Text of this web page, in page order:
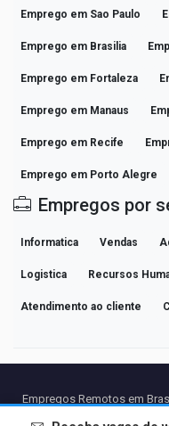
Emprego em Sao Paulo
Emprego em Brasilia
Emprego em Fortaleza
Emprego em Manaus
Emprego em Recife
Emprego em Porto Alegre
Empregos por
Informatica Vendas
Logistica Recursos
Atendimento ao cliente
Empregos Remotos em